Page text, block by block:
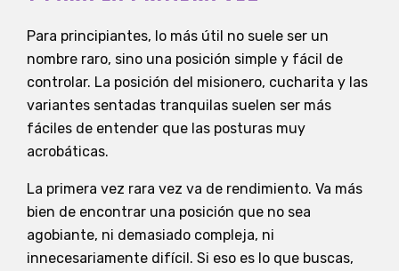
Para principiantes, lo más útil no suele ser un
nombre raro, sino una posición simple y fácil de
controlar. La posición del misionero, cucharita y las
variantes sentadas tranquilas suelen ser más
fáciles de entender que las posturas muy
acrobáticas.
La primera vez rara vez va de rendimiento. Va más
bien de encontrar una posición que no sea
agobiante, ni demasiado compleja, ni
innecesariamente difícil. Si eso es lo que buscas,